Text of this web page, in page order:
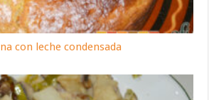
con leche condensada